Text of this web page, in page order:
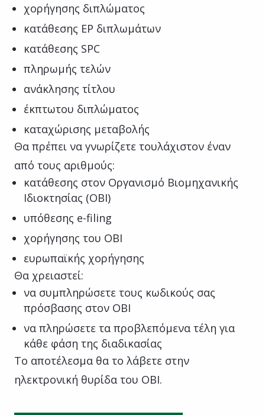
χορήγησης διπλώματος
κατάθεσης ΕΡ διπλωμάτων
κατάθεσης SPC
πληρωμής τελών
ανάκλησης τίτλου
έκπτωτου διπλώματος
καταχώρισης μεταβολής
Θα πρέπει να γνωρίζετε τουλάχιστον έναν
από τους αριθμούς:
κατάθεσης στον Οργανισμό Βιομηχανικής
Ιδιοκτησίας (ΟΒΙ)
υπόθεσης e-filing
χορήγησης του ΟΒΙ
ευρωπαϊκής χορήγησης
Θα χρειαστεί:
να συμπληρώσετε τους κωδικούς σας
πρόσβασης στον ΟΒΙ
να πληρώσετε τα προβλεπόμενα τέλη για
κάθε φάση της διαδικασίας
Το αποτέλεσμα θα το λάβετε στην
ηλεκτρονική θυρίδα του ΟΒΙ.